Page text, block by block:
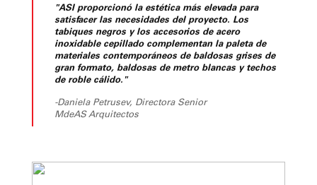
"ASI proporcionó la estética más elevada para
satisfacer las necesidades del proyecto. Los
tabiques negros y los accesorios de acero
inoxidable cepillado complementan la paleta de
materiales contemporáneos de baldosas grises de
gran formato, baldosas de metro blancas y techos
de roble cálido."
-Daniela Petrusev, Directora Senior
MdeAS Arquitectos